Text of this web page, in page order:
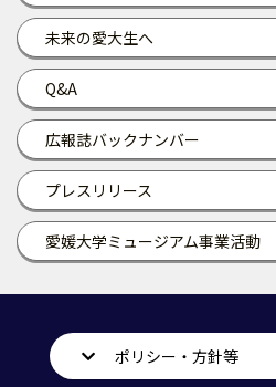
未来の愛大生へ
Q&A
広報誌バックナンバー
プレスリリース
愛媛大学ミュージアム事業活動
ポリシー・方針等